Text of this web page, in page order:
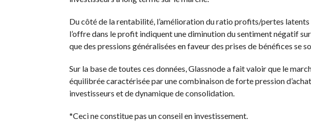
Du côté de la rentabilité, l’amélioration du ratio profits/pertes latents
l’offre dans le profit indiquent une diminution du sentiment négatif
que des pressions généralisées en faveur des prises de bénéfices se
Sur la base de toutes ces données, Glassnode a fait valoir que le
équilibrée caractérisée par une combinaison de forte pression
investisseurs et de dynamique de consolidation.
*Ceci ne constitue pas un conseil en investissement.